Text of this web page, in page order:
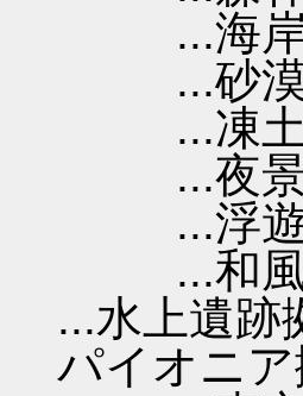
...海岸
...砂漠
...凍土
...夜景
...浮遊
...和風
...水上遺跡
パイオニア